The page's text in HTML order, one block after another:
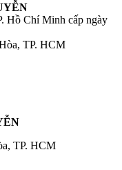
Hồ Chí Minh cấp ngày
TP. HCM
TP. HCM